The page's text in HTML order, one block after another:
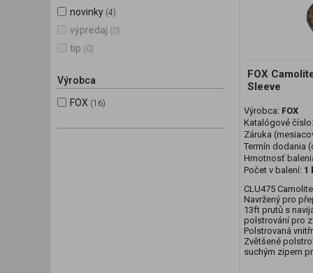
novinky (4)
výpredaj (0)
tip (0)
Výrobca
FOX (16)
FOX
Sleeve
Výrobca: FOX
Katalógové číslo:
Záruka
Termín dodania
Hmotnosť
Počet v balení: 1
CLU475
Navržený pro
13ft prutů s
polstrování pro
Polstrovaná
Zvětšené
suchým zipem